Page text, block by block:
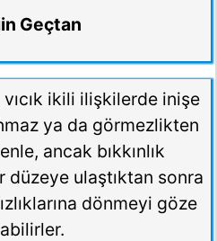
Geçtan
vıcık ikili ilişkilerde inişe
ya da görmezlikten
ancak bıkkınlık
düzeye ulaştıktan sonra
dönmeyi göze